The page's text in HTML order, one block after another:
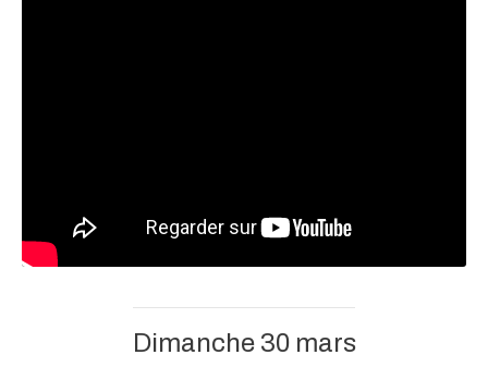
Dimanche 30 mars